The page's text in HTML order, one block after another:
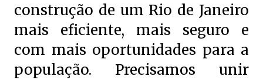
construção de um Rio de Janeiro
mais eficiente, mais seguro e
com mais oportunidades para a
população. Precisamos unir